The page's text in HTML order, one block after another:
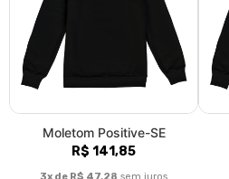
Moletom Positive-SE
R$ 141,85
3x de R$ 47,28 sem juros